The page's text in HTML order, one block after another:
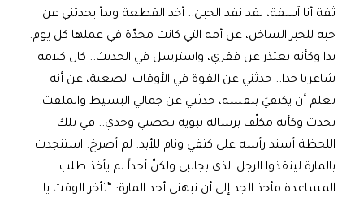
ثقة أنا آسفة، لقد نفد الجبن.. أخذ القطعة وبدأ يحدثني عن
حبه للخبز الساخن، عن أمه التي كانت مجدّة في عملها كل يوم.
بدا وكأنه يعتذر عن فقري، واسترسل في الحديث.. كان كلامه
شاعريا جدا.. حدثني عن القوة في الأوقات الصعبة، عن أنه
تعلم أن يكتفيَ بنفسه، حدثني عن جمالي البسيط والملفت.
تحدث وكأنه مكلّف برسالة نبوية تخصني وحدي.. في تلك
اللحظة أسند رأسه على كتفي ونام للأبد. لم أصرخ. استنجدت
بالمارة لينقذوا الرجل الذي بجانبي ولكنّ أحداً لم يأخذ طلب
المساعدة مأخذ الجد إلى أن نبهني أحد المارة: “تأخر الوقت يا